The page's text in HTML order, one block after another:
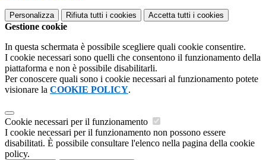
Personalizza Rifiuta tutti i cookies Accetta tutti i cookies
Gestione cookie
In questa schermata è possibile scegliere quali cookie consentire.
I cookie necessari sono quelli che consentono il funzionamento della
piattaforma e non è possibile disabilitarli.
Per conoscere quali sono i cookie necessari al funzionamento potete
visionare la COOKIE POLICY.
Cookie necessari per il funzionamento
I cookie necessari per il funzionamento non possono essere
disabilitati. È possibile consultare l'elenco nella pagina della cookie
policy.